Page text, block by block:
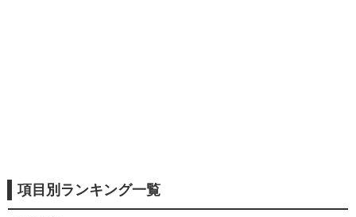
項目別ランキング一覧